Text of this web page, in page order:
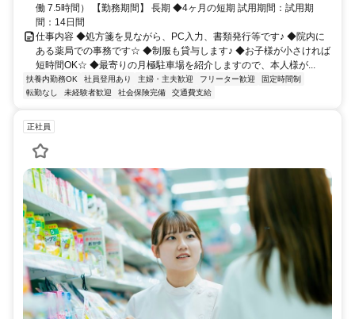
働 7.5時間） 【勤務期間】 長期 ◆4ヶ月の短期 試用期間：試用期
間：14日間
仕事内容 ◆処方箋を見ながら、PC入力、書類発行等です♪ ◆院内に
ある薬局での事務です☆ ◆制服も貸与します♪ ◆お子様が小さければ
短時間OK☆ ◆最寄りの月極駐車場を紹介しますので、本人様が...
扶養内勤務OK 社員登用あり 主婦・主夫歓迎 フリーター歓迎
固定時間制
転勤なし
未経験者歓迎 社会保険完備 交通費支給
正社員